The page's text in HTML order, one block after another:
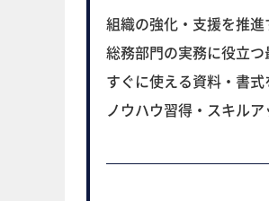
組織の強化・支援を推
総務部門の実務に役立
すぐに使える資料・書
ノウハウ習得・スキル